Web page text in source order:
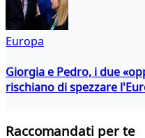
Europa
Giorgia e Pedro, i due
rischiano di spezzare
Raccomandati per te